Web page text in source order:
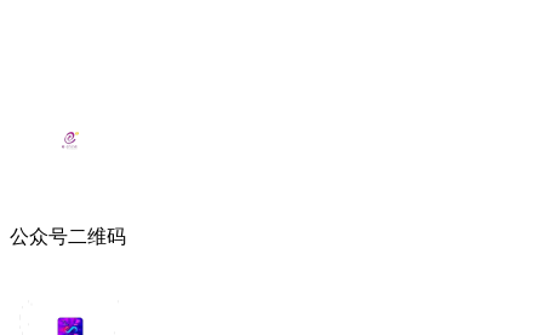
公众号二维码